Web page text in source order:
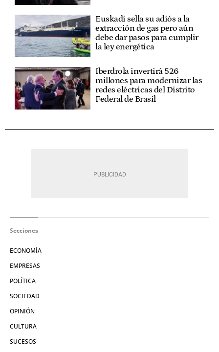
Euskadi sella su adiós a la
extracción de gas pero aún
debe dar pasos para cumplir
la ley energética
Iberdrola invertirá 526
millones para modernizar las
redes eléctricas del Distrito
Federal de Brasil
Secciones
ECONOMÍA
EMPRESAS
POLÍTICA
SOCIEDAD
OPINIÓN
CULTURA
SUCESOS